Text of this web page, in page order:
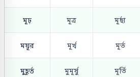
মূঢ় মূত্র মূর্ছা
ময়ূর মূর্খ মূর্ত
মুহূর্ত মুমূর্ষু মূর্তি